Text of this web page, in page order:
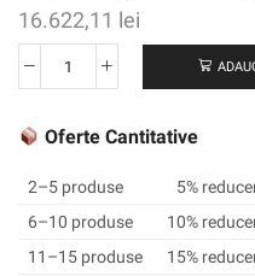
16.622,11 lei
Cantitate
DI-
Architectural
Finish
Metallic,
ME-
Oferte Cantitative
2–5 produse
5%
6–10 produse
10%
11–15 produse
15%